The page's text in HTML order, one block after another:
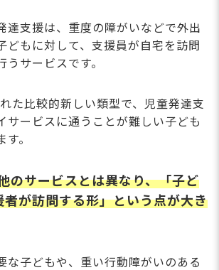
達支援は、重度の障がいなどで外出
どもに対して、支援員が自宅を訪問
うサービスです。
た比較的新しい類型で、児童発達支
サービスに通うことが難しい子ども
。
のサービスとは異なり、「子ど
者が訪問する形」という点が大き
な子どもや、重い行動障がいのある